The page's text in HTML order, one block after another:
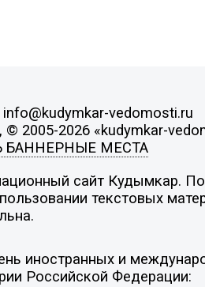
vedomosti.ru
2005-2026 «kudymkar-
БАННЕРНЫЕ МЕСТА
сайт Кудымкар.
текстовых
иностранных и
Российской Федерации: